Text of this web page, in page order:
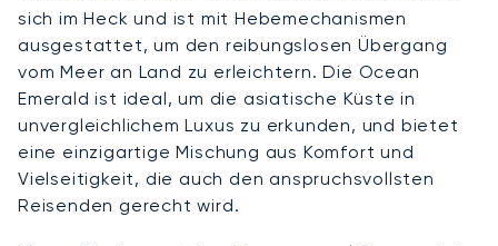
sich im Heck und ist mit Hebemechanismen
ausgestattet, um den reibungslosen Übergang
vom Meer an Land zu erleichtern. Die Ocean
Emerald ist ideal, um die asiatische Küste in
unvergleichlichem Luxus zu erkunden, und bietet
eine einzigartige Mischung aus Komfort und
Vielseitigkeit, die auch den anspruchsvollsten
Reisenden gerecht wird.